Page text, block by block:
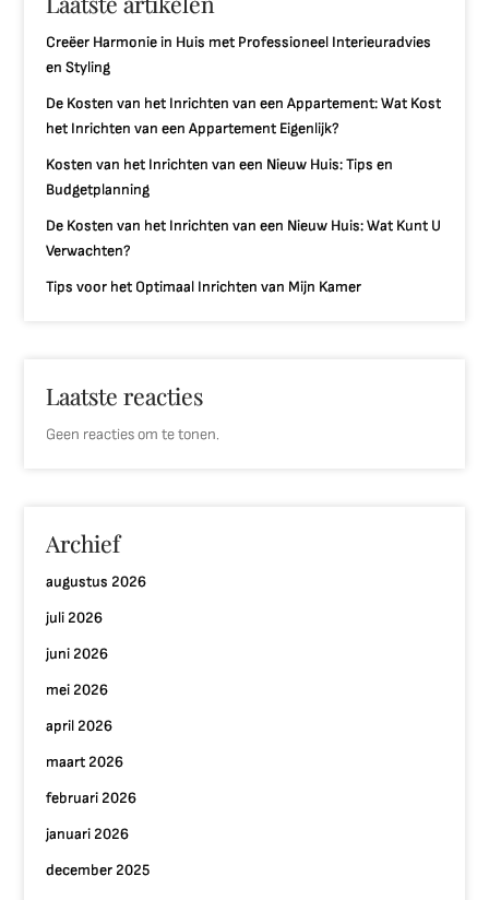
Creëer Harmonie in Huis met Professioneel Interieuradvies
en Styling
De Kosten van het Inrichten van een Appartement: Wat Kost
het Inrichten van een Appartement Eigenlijk?
Kosten van het Inrichten van een Nieuw Huis: Tips en
Budgetplanning
De Kosten van het Inrichten van een Nieuw Huis: Wat Kunt U
Verwachten?
Tips voor het Optimaal Inrichten van Mijn Kamer
Laatste reacties
Geen reacties om te tonen.
Archief
augustus 2026
juli 2026
juni 2026
mei 2026
april 2026
maart 2026
februari 2026
januari 2026
december 2025